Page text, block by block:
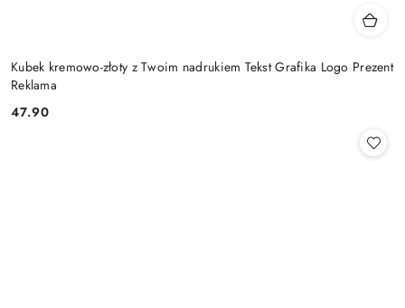
Kubek kremowo-złoty z Twoim nadrukiem Tekst Grafika Logo Prezent
Reklama
Cena:
47.90